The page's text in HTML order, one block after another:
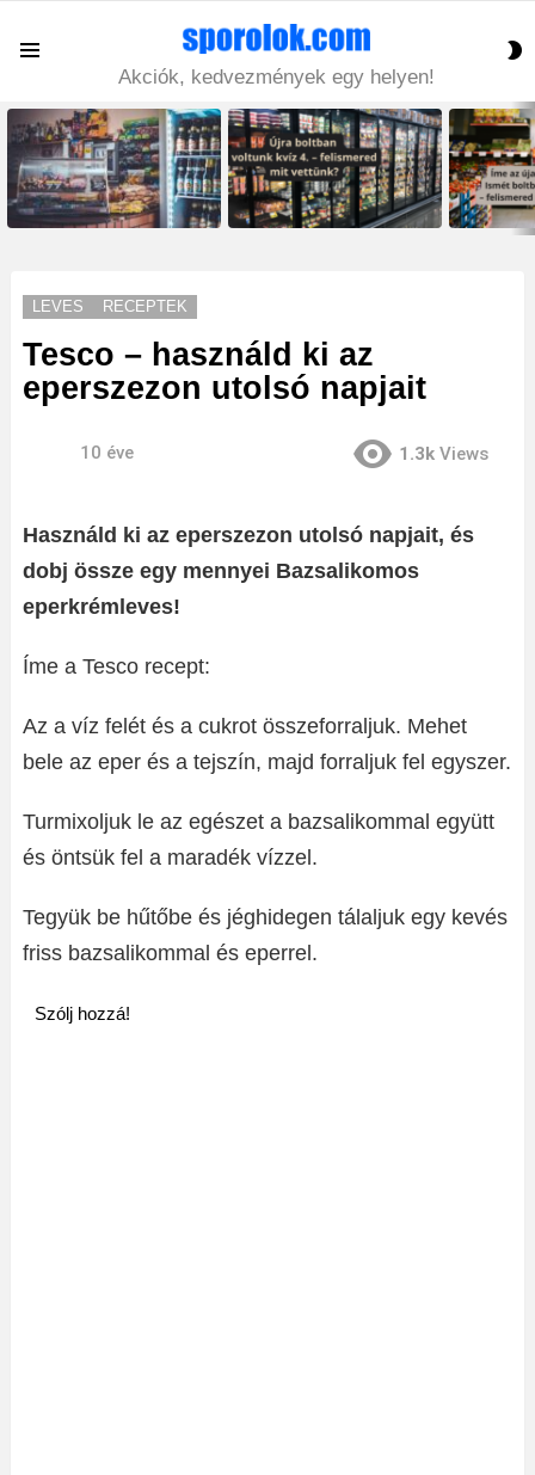
Akciók, kedvezmények egy helyen!
LATEST
STORIES
LEVES RECEPTEK
Tesco – használd ki az
eperszezon utolsó napjait
10 éve 1.3k Views
Használd ki az eperszezon utolsó napjait, és
dobj össze egy mennyei Bazsalikomos
eperkrémleves!
Íme a Tesco recept:
Az a víz felét és a cukrot összeforraljuk. Mehet
bele az eper és a tejszín, majd forraljuk fel egyszer.
Turmixoljuk le az egészet a bazsalikommal együtt
és öntsük fel a maradék vízzel.
Tegyük be hűtőbe és jéghidegen tálaljuk egy kevés
friss bazsalikommal és eperrel.
Szólj hozzá!